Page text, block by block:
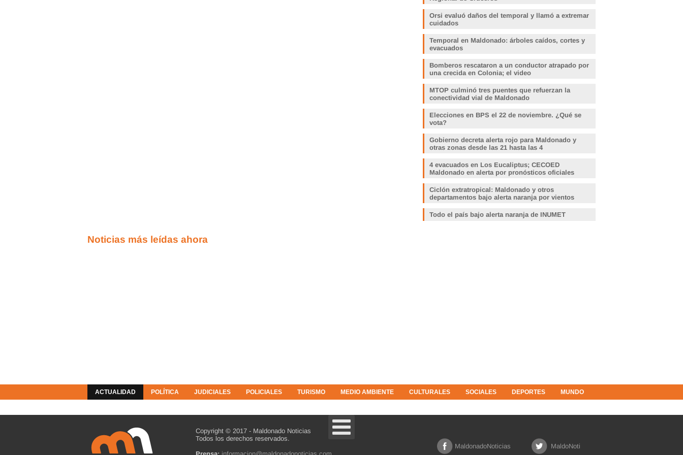
Orsi evaluó daños del temporal y llamó a extremar
cuidados
Temporal en Maldonado: árboles caídos, cortes y
evacuados
Bomberos rescataron a un conductor atrapado por
una crecida en Colonia; el video
MTOP culminó tres puentes que refuerzan la
conectividad vial de Maldonado
Elecciones en BPS el 22 de noviembre. ¿Qué se
vota?
Gobierno decreta alerta rojo para Maldonado y
otras zonas desde las 21 hasta las 4
4 evacuados en Los Eucaliptus; CECOED
Maldonado en alerta por pronósticos oficiales
Ciclón extratropical: Maldonado y otros
departamentos bajo alerta naranja por vientos
Todo el país bajo alerta naranja de INUMET
Noticias más leídas ahora
ACTUALIDAD POLÍTICA JUDICIALES POLICIALES TURISMO MEDIO AMBIENTE CULTURALES SOCIALES DEPORTES MUNDO
Copyright © 2017 - Maldonado Noticias
Todos los derechos reservados.
MaldonadoNoticias MaldoNoti